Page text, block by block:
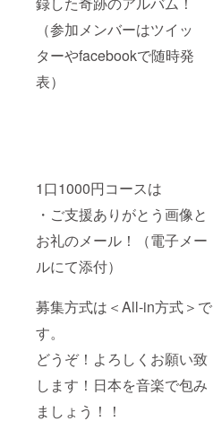
（参加メンバーはツイッ
ターやfacebookで随時発
表）
1口1000円コースは
・ご支援ありがとう画像と
お礼のメール！（電子メー
ルにて添付）
募集方式は＜All-in方式＞で
す。
どうぞ！よろしくお願い致
します！日本を音楽で包み
ましょう！！